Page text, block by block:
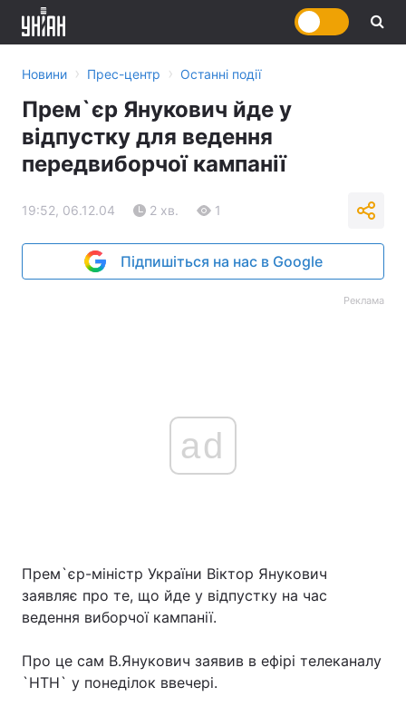
Новини › Прес-центр › Останні події
Прем`єр Янукович йде у
відпустку для ведення
передвиборчої кампанії
19:52, 06.12.04 2 хв. 1
Підпишіться на нас в Google
Реклама
ad
Прем`єр-міністр України Віктор Янукович
заявляє про те, що йде у відпустку на час
ведення виборчої кампанії.
Про це сам В.Янукович заявив в ефірі телеканалу
`НТН` у понеділок ввечері.